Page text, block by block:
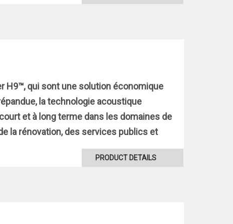
H9™, qui sont une solution économique
la technologie acoustique
et à long terme dans les domaines de
la rénovation, des services publics et
PRODUCT DETAILS